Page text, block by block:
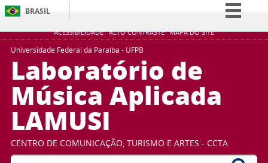
ACESSIBILIDADE ALTO CONTRASTE MAPA DO SITE
BRASIL
Simplifique!
Participe
Acesso à informação
Legislação
Universidade Federal da Paraíba - UFPB
Laboratório de
Música Aplicada
LAMUSI
CENTRO DE COMUNICAÇÃO, TURISMO E ARTES - CCTA
Buscar no portal